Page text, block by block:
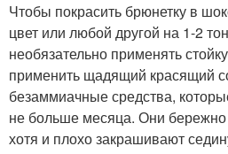
Чтобы покрасить брюнетку в
цвет или любой другой на 1-2
необязательно применять
применить щадящий красящий
безаммиачные средства,
не больше месяца. Они бережно
хотя и плохо закрашивают